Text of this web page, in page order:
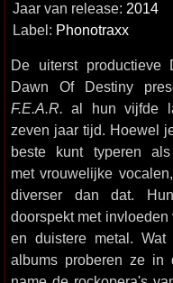
Jaar van release: 2014
Label: Phonotraxx
De uiterst productieve
Dawn Of Destiny
F.E.A.R. al hun vijfde
zeven jaar tijd. Hoewel
beste kunt typeren als
met vrouwelijke
diverser dan dat.
doorspekt met
en duistere metal.
albums proberen ze in